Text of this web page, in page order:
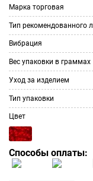
Марка торговая
Тип рекомендованного
Вибрация
Вес упаковки в граммах
Уход за изделием
Тип упаковки
Цвет
Способы оплаты: